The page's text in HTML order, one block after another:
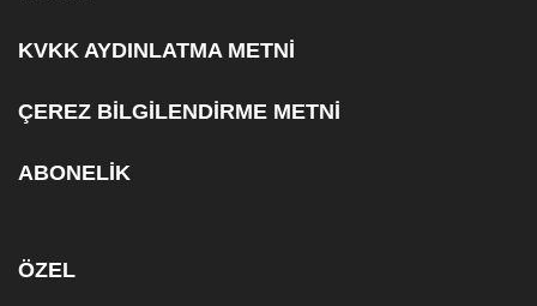
KVKK AYDINLATMA METNİ
ÇEREZ BİLGİLENDİRME METNİ
ABONELİK
ÖZEL